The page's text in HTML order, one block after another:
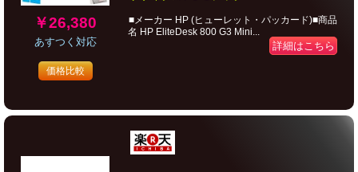
￥26,380
あすつく対応
価格比較
■メーカー HP (ヒューレット・パッカード)■商品
名 HP EliteDesk 800 G3 Mini...
詳細はこちら